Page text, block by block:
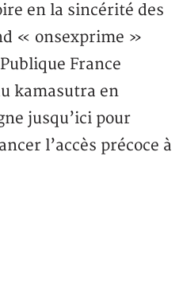
en la sincérité des
« onsexprime »
France
kamasutra en
jusqu’ici pour
l’accès précoce à